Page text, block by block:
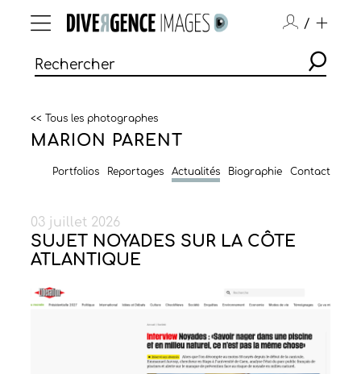
/
<< Tous les photographes
MARION PARENT
Portfolios Reportages Actualités Biographie Contact
03 juillet 2026
SUJET NOYADES SUR LA CÔTE
ATLANTIQUE